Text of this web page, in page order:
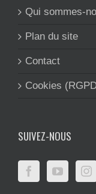
Qui sommes-
Plan du site
Contact
Cookies
SUIVEZ-NOUS